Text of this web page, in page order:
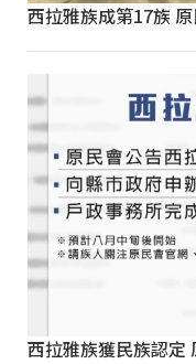
西拉雅族成第17族
西拉雅族獲民族認定